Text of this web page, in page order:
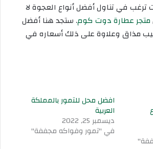
ترغب في تناول أفضل أنواع العجوة لا
متجر عطارة دوت كوم. ستجد هنا أفضل
مذاق وعلاوة على ذلك أسعاره في
افضل محل للتمور بالمملكة
العربية
ديسمبر 25, 2022
في "تمور وفواكه مجففة"